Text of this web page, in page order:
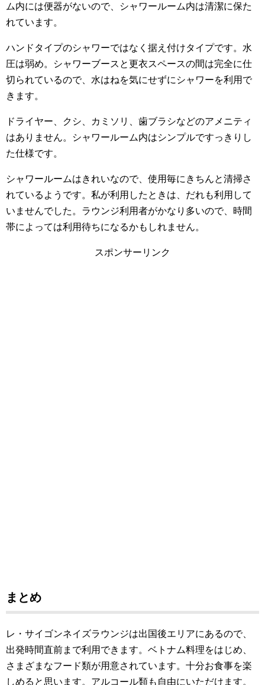
ム内には便器がないので、シャワールーム内は清潔に保た
れています。
ハンドタイプのシャワーではなく据え付けタイプです。水
圧は弱め。シャワーブースと更衣スペースの間は完全に仕
切られているので、水はねを気にせずにシャワーを利用で
きます。
ドライヤー、クシ、カミソリ、歯ブラシなどのアメニティ
はありません。シャワールーム内はシンプルですっきりし
た仕様です。
シャワールームはきれいなので、使用毎にきちんと清掃さ
れているようです。 私が利用したときは、だれも利用して
いませんでした。ラウンジ利用者がかなり多いので、時間
帯によっては利用待ちになるかもしれません。
スポンサーリンク
まとめ
レ・サイゴンネイズラウンジは出国後エリアにあるので、
出発時間直前まで利用できます。ベトナム料理をはじめ、
さまざまなフード類が用意されています。十分お食事を楽
しめると思います。アルコール類も自由にいただけます。